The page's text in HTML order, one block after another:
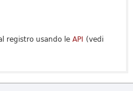
registro usando le API (vedi